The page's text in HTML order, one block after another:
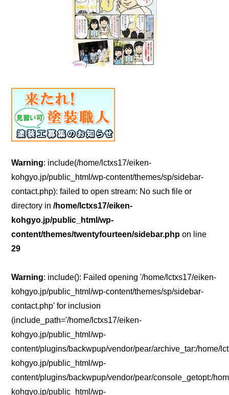
Warning: include(/home/lctxs17/eiken-
kohgyo.jp/public_html/wp-content/themes/sp/sidebar-
contact.php): failed to open stream: No such file or
directory in/home/lctxs17/eiken-
kohgyo.jp/public_html/wp-
content/themes/twentyfourteen/sidebar.php on line
29
Warning: include(): Failed opening '/home/lctxs17/eiken-
kohgyo.jp/public_html/wp-content/themes/sp/sidebar-
contact.php' for inclusion
(include_path='/home/lctxs17/eiken-
kohgyo.jp/public_html/wp-
content/plugins/backwpup/vendor/pear/archive_tar:/home/
kohgyo.jp/public_html/wp-
content/plugins/backwpup/vendor/pear/console_getopt:/
kohgyo.jp/public_html/wp-